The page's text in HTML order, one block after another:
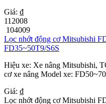
Giá: ₫
112008
104009
Lọc nhớt động cơ Mitsubishi
FD35~50T9/S6S
Hiệu xe: Xe nâng Mitsubishi,
cơ xe nâng Model xe:
Giá: ₫
Lọc nhớt động cơ Mitsubishi